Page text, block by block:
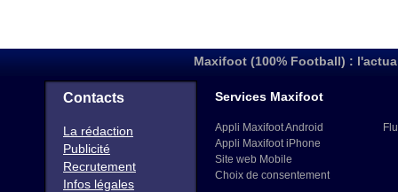
Maxifoot (100% Football) :
Contacts
La rédaction
Publicité
Recrutement
Infos légales
Services Maxifoot
Appli Maxifoot Android
Appli Maxifoot iPhone
Site web Mobile
Choix de consentement